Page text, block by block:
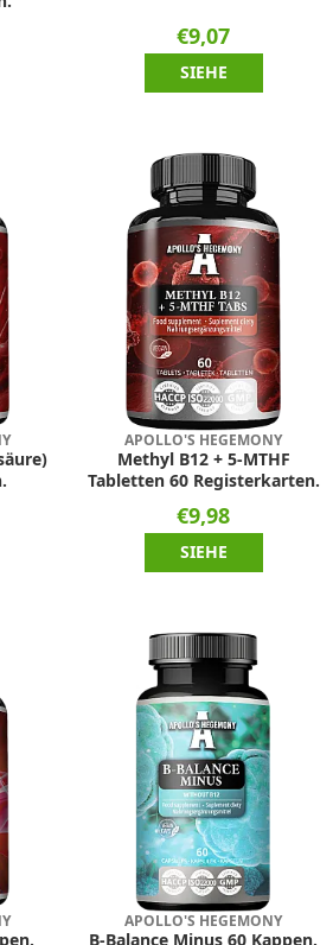
€9,07
SIEHE
APOLLO'S HEGEMONY
Methyl B12 + 5-MTHF
Tabletten 60 Registerkarten.
€9,98
SIEHE
APOLLO'S HEGEMONY
B-Balance Minus 60 Kappen.